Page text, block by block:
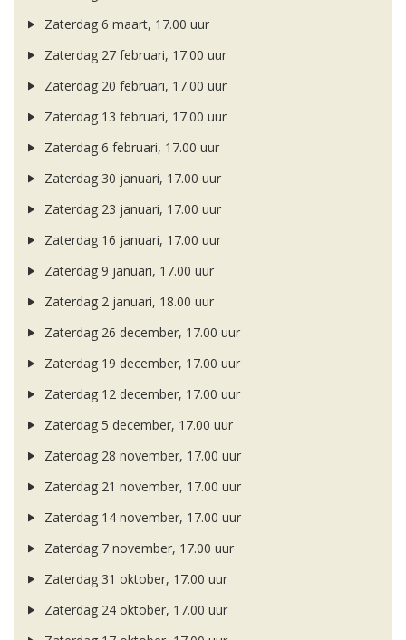
Zaterdag 6 maart, 17.00 uur
Zaterdag 27 februari, 17.00 uur
Zaterdag 20 februari, 17.00 uur
Zaterdag 13 februari, 17.00 uur
Zaterdag 6 februari, 17.00 uur
Zaterdag 30 januari, 17.00 uur
Zaterdag 23 januari, 17.00 uur
Zaterdag 16 januari, 17.00 uur
Zaterdag 9 januari, 17.00 uur
Zaterdag 2 januari, 18.00 uur
Zaterdag 26 december, 17.00 uur
Zaterdag 19 december, 17.00 uur
Zaterdag 12 december, 17.00 uur
Zaterdag 5 december, 17.00 uur
Zaterdag 28 november, 17.00 uur
Zaterdag 21 november, 17.00 uur
Zaterdag 14 november, 17.00 uur
Zaterdag 7 november, 17.00 uur
Zaterdag 31 oktober, 17.00 uur
Zaterdag 24 oktober, 17.00 uur